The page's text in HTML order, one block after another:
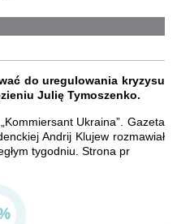
do uregulowania kryzysu
Julię Tymoszenko.
Ukraina”. Gazeta
Andrij Klujew rozmawiał
tygodniu. Strona pr